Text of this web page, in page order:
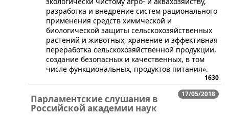
разработка и внедрение систем рационального
применения средств химической и
биологической защиты сельскохозяйственных
растений и животных, хранение и эффективная
переработка сельскохозяйственной продукции,
создание безопасных и качественных, в том
числе функциональных, продуктов питания».
1630
17/05/2018
Парламентские слушания в
Российской академии наук